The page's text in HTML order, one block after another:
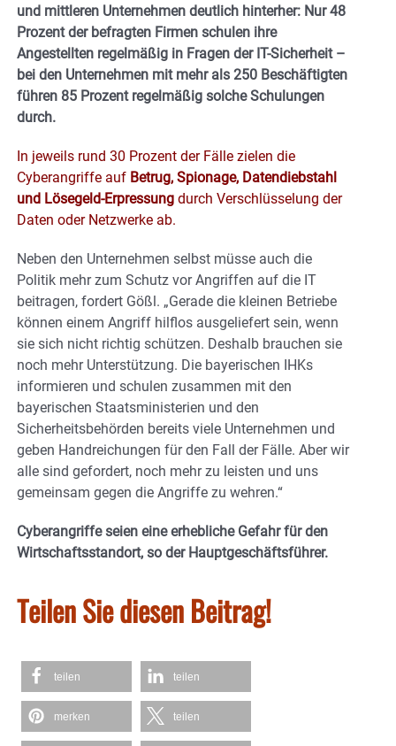
und mittleren Unternehmen deutlich hinterher: Nur 48
Prozent der befragten Firmen schulen ihre
Angestellten regelmäßig in Fragen der IT-Sicherheit –
bei den Unternehmen mit mehr als 250 Beschäftigten
führen 85 Prozent regelmäßig solche Schulungen
durch.
In jeweils rund 30 Prozent der Fälle zielen die
Cyberangriffe auf Betrug, Spionage, Datendiebstahl
und Lösegeld-Erpressung durch Verschlüsselung der
Daten oder Netzwerke ab.
Neben den Unternehmen selbst müsse auch die
Politik mehr zum Schutz vor Angriffen auf die IT
beitragen, fordert Gößl. „Gerade die kleinen Betriebe
können einem Angriff hilflos ausgeliefert sein, wenn
sie sich nicht richtig schützen. Deshalb brauchen sie
noch mehr Unterstützung. Die bayerischen IHKs
informieren und schulen zusammen mit den
bayerischen Staatsministerien und den
Sicherheitsbehörden bereits viele Unternehmen und
geben Handreichungen für den Fall der Fälle. Aber wir
alle sind gefordert, noch mehr zu leisten und uns
gemeinsam gegen die Angriffe zu wehren.“
Cyberangriffe seien eine erhebliche Gefahr für den
Wirtschaftsstandort, so der Hauptgeschäftsführer.
Teilen Sie diesen Beitrag!
teilen teilen
merken teilen